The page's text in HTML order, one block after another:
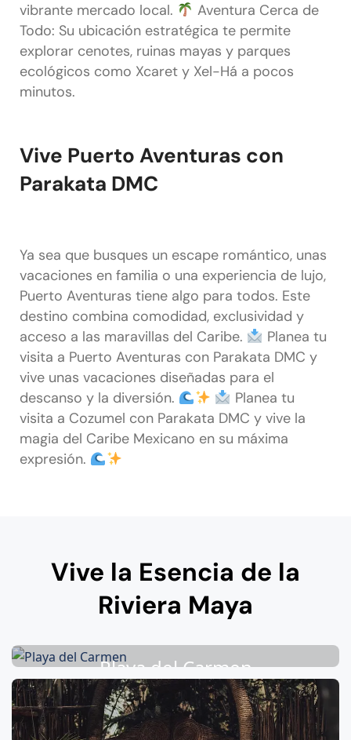
vibrante mercado local.
Aventura Cerca de
Todo: Su ubicación estratégica te permite
explorar cenotes, ruinas mayas y parques
ecológicos como Xcaret y Xel-Há a pocos
minutos.
Vive Puerto Aventuras con
Parakata DMC
Ya sea que busques un escape romántico, unas
vacaciones en familia o una experiencia de lujo,
Puerto Aventuras tiene algo para todos. Este
destino combina comodidad, exclusividad y
acceso a las maravillas del Caribe.
Planea tu
visita a Puerto Aventuras con Parakata DMC y
vive unas vacaciones diseñadas para el
descanso y la diversión.
Planea tu
visita a Cozumel con Parakata DMC y vive la
magia del Caribe Mexicano en su máxima
expresión.
Vive la Esencia de la
Riviera Maya
Playa del Carmen